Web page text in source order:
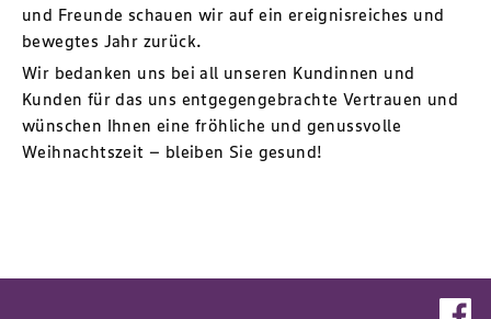
und Freunde schauen wir auf ein ereignisreiches und
bewegtes Jahr zurück.
Wir bedanken uns bei all unseren Kundinnen und
Kunden für das uns entgegengebrachte Vertrauen und
wünschen Ihnen eine fröhliche und genussvolle
Weihnachtszeit – bleiben Sie gesund!